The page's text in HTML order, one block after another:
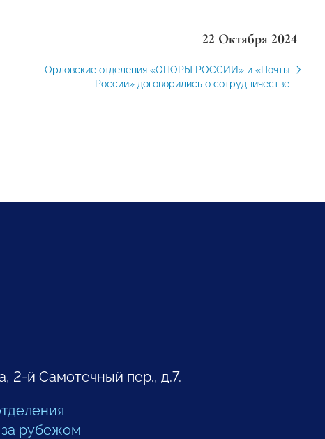
22 Октября 2024
Орловские отделения «ОПОРЫ РОССИИ» и «Почты
России» договорились о сотрудничестве
2-й Самотечный пер., д.7.
рубежом